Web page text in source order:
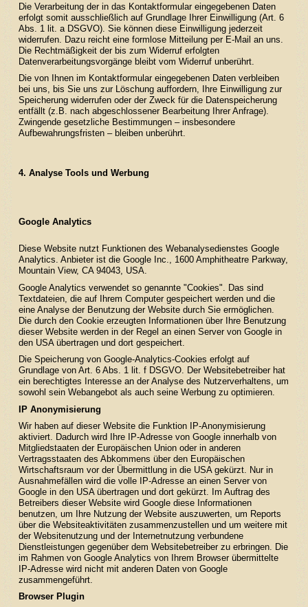
Die Verarbeitung der in das Kontaktformular eingegebenen Daten
erfolgt somit ausschließlich auf Grundlage Ihrer Einwilligung (Art. 6
Abs. 1 lit. a DSGVO). Sie können diese Einwilligung jederzeit
widerrufen. Dazu reicht eine formlose Mitteilung per E-Mail an uns.
Die Rechtmäßigkeit der bis zum Widerruf erfolgten
Datenverarbeitungsvorgänge bleibt vom Widerruf unberührt.
Die von Ihnen im Kontaktformular eingegebenen Daten verbleiben
bei uns, bis Sie uns zur Löschung auffordern, Ihre Einwilligung zur
Speicherung widerrufen oder der Zweck für die Datenspeicherung
entfällt (z.B. nach abgeschlossener Bearbeitung Ihrer Anfrage).
Zwingende gesetzliche Bestimmungen – insbesondere
Aufbewahrungsfristen – bleiben unberührt.
4. Analyse Tools und Werbung
Google Analytics
Diese Website nutzt Funktionen des Webanalysedienstes Google
Analytics. Anbieter ist die Google Inc., 1600 Amphitheatre Parkway,
Mountain View, CA 94043, USA.
Google Analytics verwendet so genannte "Cookies". Das sind
Textdateien, die auf Ihrem Computer gespeichert werden und die
eine Analyse der Benutzung der Website durch Sie ermöglichen.
Die durch den Cookie erzeugten Informationen über Ihre Benutzung
dieser Website werden in der Regel an einen Server von Google in
den USA übertragen und dort gespeichert.
Die Speicherung von Google-Analytics-Cookies erfolgt auf
Grundlage von Art. 6 Abs. 1 lit. f DSGVO. Der Websitebetreiber hat
ein berechtigtes Interesse an der Analyse des Nutzerverhaltens, um
sowohl sein Webangebot als auch seine Werbung zu optimieren.
IP Anonymisierung
Wir haben auf dieser Website die Funktion IP-Anonymisierung
aktiviert. Dadurch wird Ihre IP-Adresse von Google innerhalb von
Mitgliedstaaten der Europäischen Union oder in anderen
Vertragsstaaten des Abkommens über den Europäischen
Wirtschaftsraum vor der Übermittlung in die USA gekürzt. Nur in
Ausnahmefällen wird die volle IP-Adresse an einen Server von
Google in den USA übertragen und dort gekürzt. Im Auftrag des
Betreibers dieser Website wird Google diese Informationen
benutzen, um Ihre Nutzung der Website auszuwerten, um Reports
über die Websiteaktivitäten zusammenzustellen und um weitere mit
der Websitenutzung und der Internetnutzung verbundene
Dienstleistungen gegenüber dem Websitebetreiber zu erbringen. Die
im Rahmen von Google Analytics von Ihrem Browser übermittelte
IP-Adresse wird nicht mit anderen Daten von Google
zusammengeführt.
Browser Plugin